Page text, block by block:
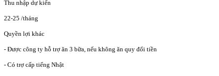
Thu nhập dự kiến
22-25 /tháng
Quyền lợi khác
- Được công ty hỗ trợ ăn 3 bữa, nếu không ăn quy đổi tiền
- Có trợ cấp tiếng Nhật